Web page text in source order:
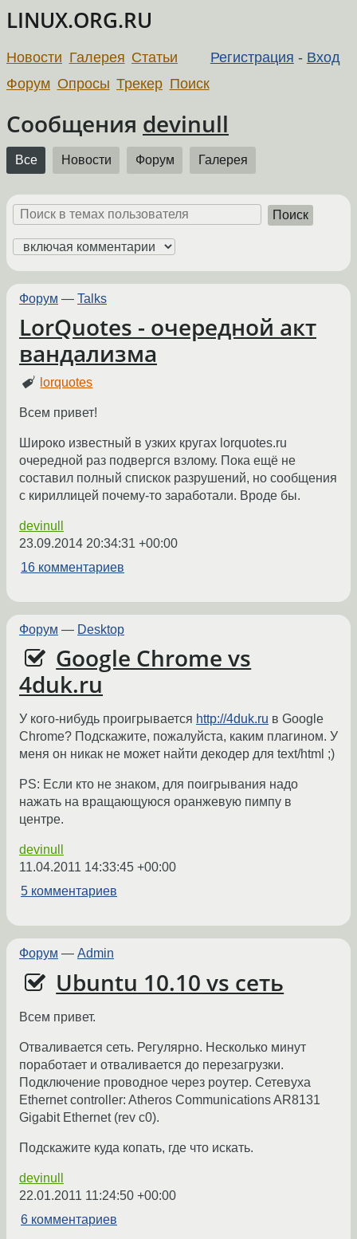
LINUX.ORG.RU
Регистрация - Вход
Новости Галерея Статьи
Форум Опросы Трекер Поиск
Сообщения devinull
Все Новости Форум Галерея
Поиск
Форум — Talks
LorQuotes - очередной акт
вандализма
lorquotes
Всем привет!
Широко известный в узких кругах lorquotes.ru
очередной раз подвергся взлому. Пока ещё не
составил полный спискок разрушений, но сообщения
с кириллицей почему-то заработали. Вроде бы.
devinull
23.09.2014 20:34:31 +00:00
16 комментариев
Форум — Desktop
Google Chrome vs
4duk.ru
У кого-нибудь проигрывается http://4duk.ru в Google
Chrome? Подскажите, пожалуйста, каким плагином. У
меня он никак не может найти декодер для text/html ;)
PS: Если кто не знаком, для поигрывания надо
нажать на вращающуюся оранжевую пимпу в
центре.
devinull
11.04.2011 14:33:45 +00:00
5 комментариев
Форум — Admin
Ubuntu 10.10 vs сеть
Всем привет.
Отваливается сеть. Регулярно. Несколько минут
поработает и отваливается до перезагрузки.
Подключение проводное через роутер. Сетевуха
Ethernet controller: Atheros Communications AR8131
Gigabit Ethernet (rev c0).
Подскажите куда копать, где что искать.
devinull
22.01.2011 11:24:50 +00:00
6 комментариев